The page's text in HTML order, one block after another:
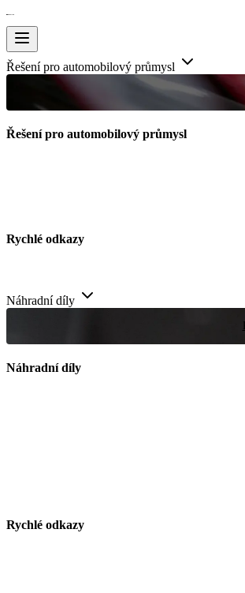
Řešení pro automobilový průmysl
Řešení pro automobilový průmysl
Rychlé odkazy
Náhradní díly
Náhradní díly
Rychlé odkazy